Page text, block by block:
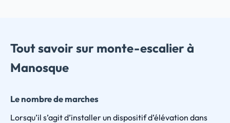
Tout savoir sur monte-escalier à
Manosque
Le nombre de marches
Lorsqu’il s’agit d’installer un dispositif d’élévation dans